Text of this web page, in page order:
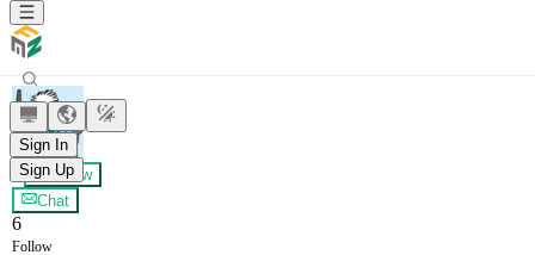
Sign In
Sign Up
Zero
+ Follow
Chat
6
Follow